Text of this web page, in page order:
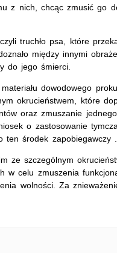
z nich, chcąc zmusić go
truchło psa, które
między innymi
do jego śmierci.
dowodowego
okrucieństwem, które
oraz zmuszanie
o zastosowanie
ten środek zapobiegawczy .
ze szczególnym
w celu zmuszenia
wolności. Za